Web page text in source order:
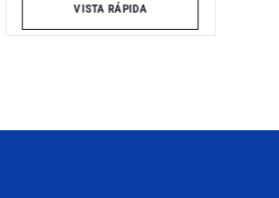
VISTA RÁPIDA